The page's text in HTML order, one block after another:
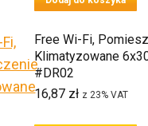
Free Wi-Fi,
Klimatyzowane
#DR02
16,87 zł z 23% VAT